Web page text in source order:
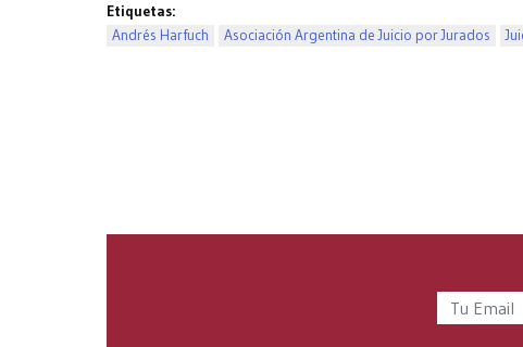
Etiquetas:
Andrés Harfuch
Asociación Argentina de Juicio por Jurados